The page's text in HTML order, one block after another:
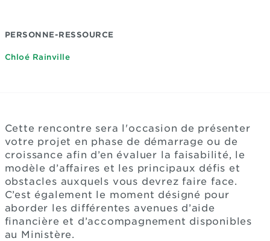
PERSONNE-RESSOURCE
Chloé Rainville
Cette rencontre sera l'occasion de présenter
votre projet en phase de démarrage ou de
croissance afin d’en évaluer la faisabilité, le
modèle d’affaires et les principaux défis et
obstacles auxquels vous devrez faire face.
C’est également le moment désigné pour
aborder les différentes avenues d’aide
financière et d’accompagnement disponibles
au Ministère.